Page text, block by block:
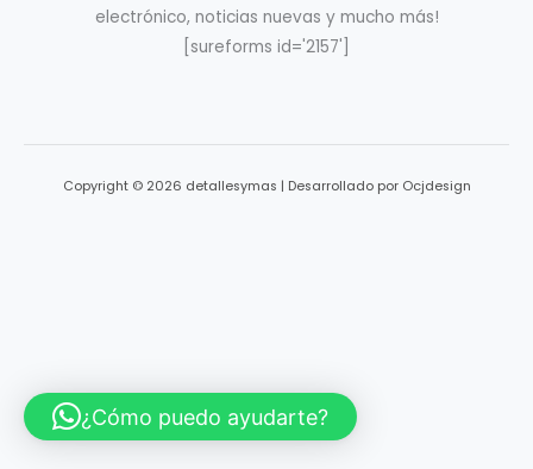
electrónico, noticias nuevas y mucho más!
[sureforms id='2157']
Copyright © 2026 detallesymas | Desarrollado por Ocjdesign
¿Cómo puedo ayudarte?